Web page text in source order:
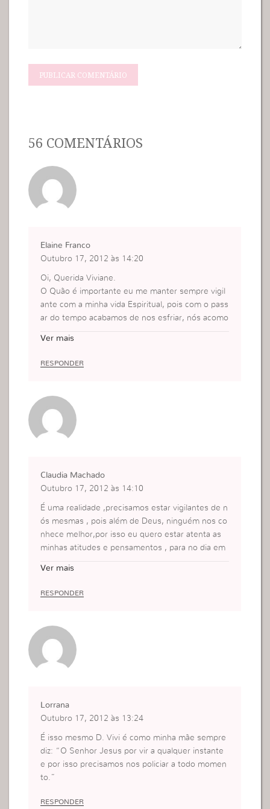
56 COMENTÁRIOS
Elaine Franco
Outubro 17, 2012 às 14:20
Oi, Querida Viviane.
O Quão é importante eu me manter sempre vigil
ante com a minha vida Espiritual, pois com o pass
ar do tempo acabamos de nos esfriar, nós acomo
ge,que me faz ter o dicernimento espiritual de ca
da atitude que eu tomo na minha vida e principal
mente com a minha salvação.
Ver mais
RESPONDER
Claudia Machado
Outubro 17, 2012 às 14:10
É uma realidade ,precisamos estar vigilantes de n
ós mesmas , pois além de Deus, ninguém nos co
nhece melhor,por isso eu quero estar atenta as
minhas atitudes e pensamentos , para no dia em
Ver mais
RESPONDER
Lorrana
Outubro 17, 2012 às 13:24
É isso mesmo D. Vivi é como minha mãe sempre
diz: “O Senhor Jesus por vir a qualquer instante
e por isso precisamos nos policiar a todo momen
to.”
RESPONDER